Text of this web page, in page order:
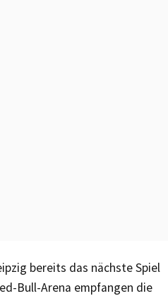
bereits das nächste Spiel
Bull-Arena empfangen die